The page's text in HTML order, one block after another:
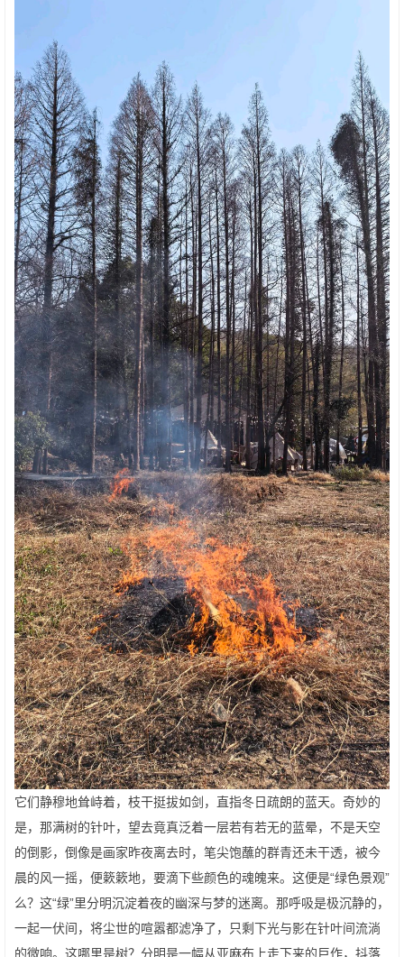
它们静穆地耸峙着，枝干挺拔如剑，直指冬日疏朗的蓝天。奇妙的
是，那满树的针叶，望去竟真泛着一层若有若无的蓝晕，不是天空
的倒影，倒像是画家昨夜离去时，笔尖饱蘸的群青还未干透，被今
晨的风一摇，便簌簌地，要滴下些颜色的魂魄来。这便是“绿色景观”
么？这“绿”里分明沉淀着夜的幽深与梦的迷离。那呼吸是极沉静的，
一起一伏间，将尘世的喧嚣都滤净了，只剩下光与影在针叶间流淌
的微响。这哪里是树？分明是一幅从亚麻布上走下来的巨作，抖落